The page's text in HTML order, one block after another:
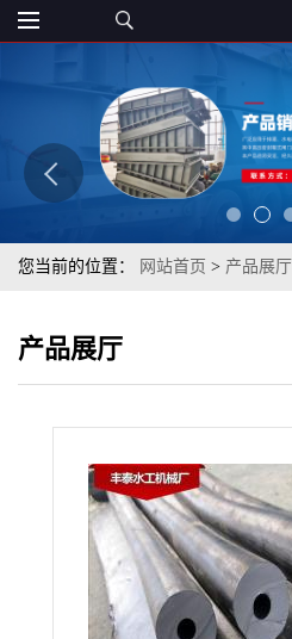
您当前的位置： 网站首页 > 产品展厅
产品展厅